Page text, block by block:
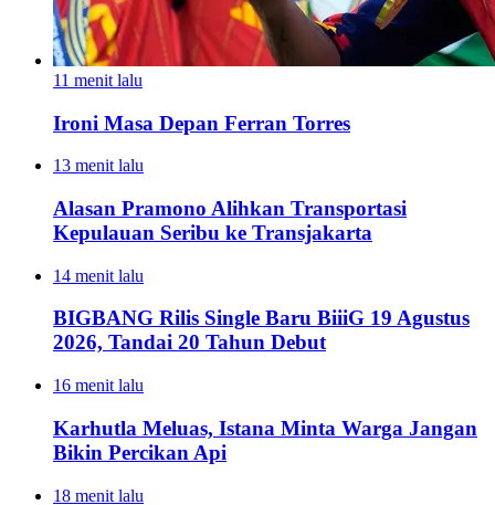
11 menit lalu
Ironi Masa Depan Ferran Torres
13 menit lalu
Alasan Pramono Alihkan Transportasi
Kepulauan Seribu ke Transjakarta
14 menit lalu
BIGBANG Rilis Single Baru BiiiG 19 Agustus
2026, Tandai 20 Tahun Debut
16 menit lalu
Karhutla Meluas, Istana Minta Warga Jangan
Bikin Percikan Api
18 menit lalu